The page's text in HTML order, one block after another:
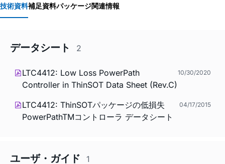
技術資料補足資料パッケージ関連情報
データシート 2
LTC4412: Low Loss PowerPath
Controller in ThinSOT Data Sheet (Rev.C)
10/30/2020
LTC4412: ThinSOTパッケージの低損失
PowerPathTMコントローラ データシート
04/17/2015
ユーザ・ガイド 1